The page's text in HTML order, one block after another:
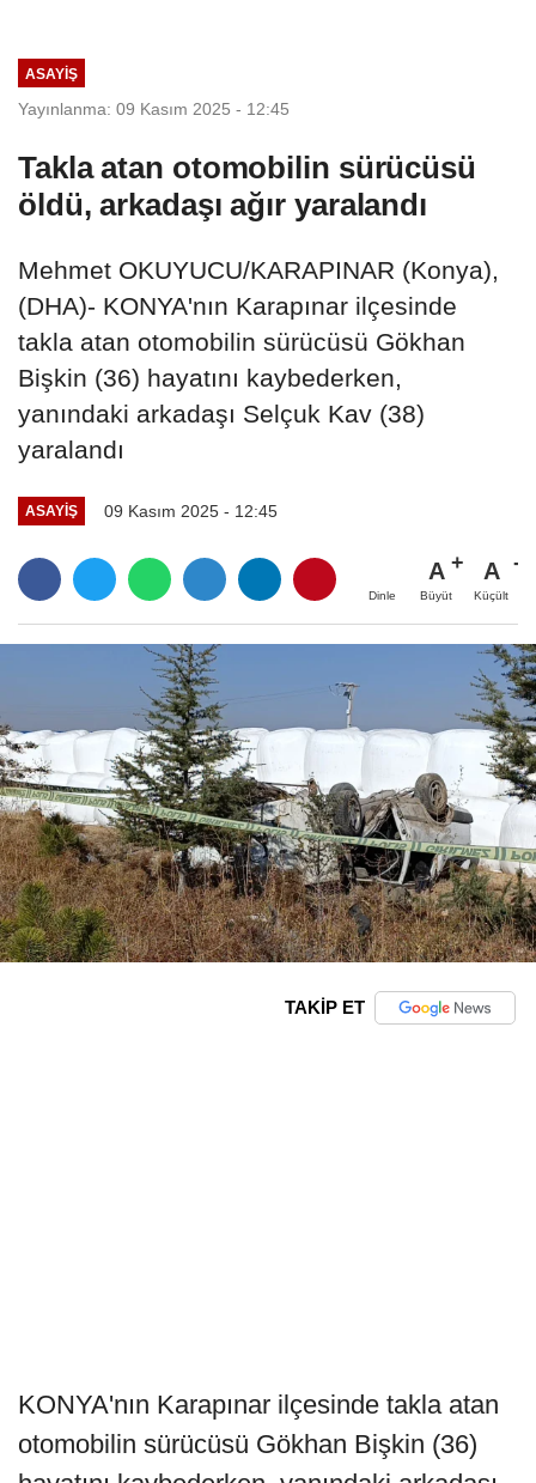
ASAYIŞ
Yayınlanma: 09 Kasım 2025 - 12:45
Takla atan otomobilin sürücüsü
öldü, arkadaşı ağır yaralandı
Mehmet OKUYUCU/KARAPINAR (Konya),
(DHA)- KONYA'nın Karapınar ilçesinde
takla atan otomobilin sürücüsü Gökhan
Bişkin (36) hayatını kaybederken,
yanındaki arkadaşı Selçuk Kav (38)
yaralandı
ASAYIŞ 09 Kasım 2025 - 12:45
Dinle
A
Büyüt
A
Küçült
TAKİP ET
KONYA'nın Karapınar ilçesinde takla atan
otomobilin sürücüsü Gökhan Bişkin (36)